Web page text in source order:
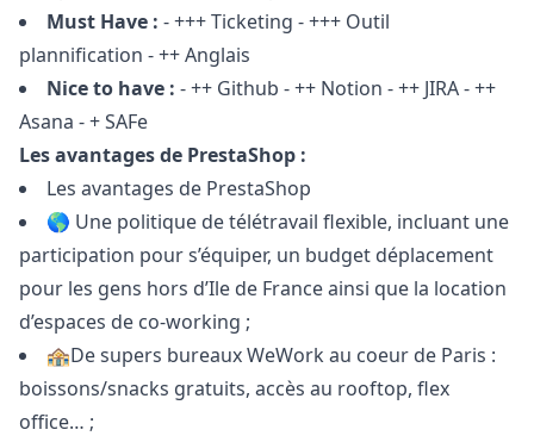
Must Have : - +++ Ticketing - +++ Outil
plannification - ++ Anglais
Nice to have : - ++ Github - ++ Notion - ++ JIRA - ++
Asana - + SAFe
Les avantages de PrestaShop :
Les avantages de PrestaShop
🌎 Une politique de télétravail flexible, incluant une
participation pour s’équiper, un budget déplacement
pour les gens hors d’Ile de France ainsi que la location
d’espaces de co-working ;
🏤De supers bureaux WeWork au coeur de Paris :
boissons/snacks gratuits, accès au rooftop, flex
office… ;